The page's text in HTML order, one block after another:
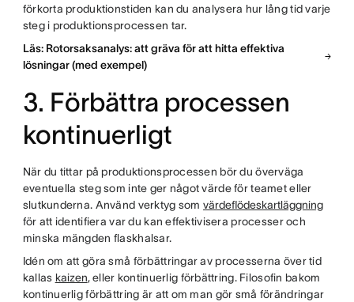
förkorta produktionstiden kan du analysera hur lång tid varje
steg i produktionsprocessen tar.
Läs: Rotorsaksanalys: att gräva för att hitta effektiva
lösningar (med exempel)
3. Förbättra processen
kontinuerligt
När du tittar på produktionsprocessen bör du överväga
eventuella steg som inte ger något värde för teamet eller
slutkunderna. Använd verktyg som värdeflödeskartläggning
för att identifiera var du kan effektivisera processer och
minska mängden flaskhalsar.
Idén om att göra små förbättringar av processerna över tid
kallas kaizen, eller kontinuerlig förbättring. Filosofin bakom
kontinuerlig förbättring är att om man gör små förändringar